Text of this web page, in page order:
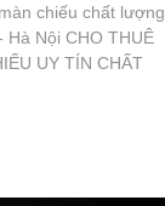
chiếu chất lượng
Nội CHO THUÊ
UY TÍN CHẤT